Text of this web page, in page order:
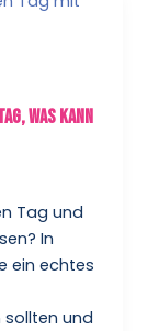
was kann
Tag und
In
ein echtes
sollten und